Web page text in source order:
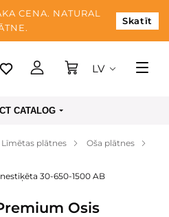
CENA. NATURAL
Skatīt
LV
CATALOG
Līmētas plātnes
Oša plātnes
30-650-1500 AB
Osis